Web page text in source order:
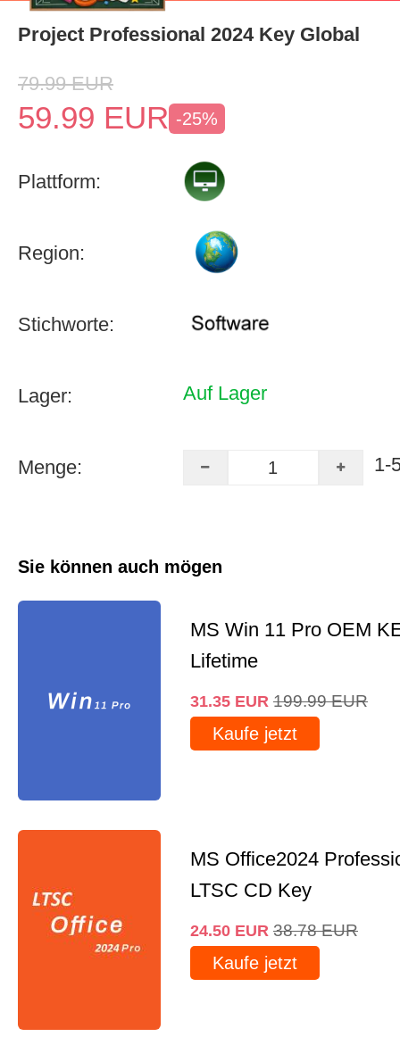
Project Professional 2024 Key Global
79.99 EUR
59.99 EUR -25%
Plattform:
Region:
Stichworte:
Lager: Auf Lager
Menge: 1-
Sie können auch mögen
MS Win 11 Pro OEM
Lifetime
31.35 EUR 199.99 EUR
Kaufe jetzt
MS Office2024
LTSC CD Key
24.50 EUR 38.78 EUR
Kaufe jetzt